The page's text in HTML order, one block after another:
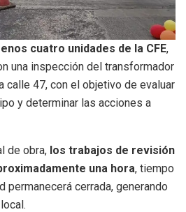
cuatro unidades de la CFE,
una inspección del transformador
calle 47, con el objetivo de evaluar
y determinar las acciones a
de obra, los trabajos de revisión
una hora, tiempo
permanecerá cerrada, generando